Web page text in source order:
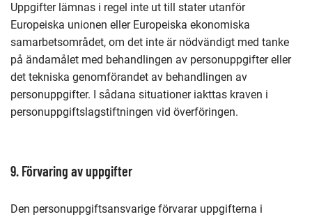
Uppgifter lämnas i regel inte ut till stater utanför
Europeiska unionen eller Europeiska ekonomiska
samarbetsområdet, om det inte är nödvändigt med tanke
på ändamålet med behandlingen av personuppgifter eller
det tekniska genomförandet av behandlingen av
personuppgifter. I sådana situationer iakttas kraven i
personuppgiftslagstiftningen vid överföringen.
9. Förvaring av uppgifter
Den personuppgiftsansvarige förvarar uppgifterna i